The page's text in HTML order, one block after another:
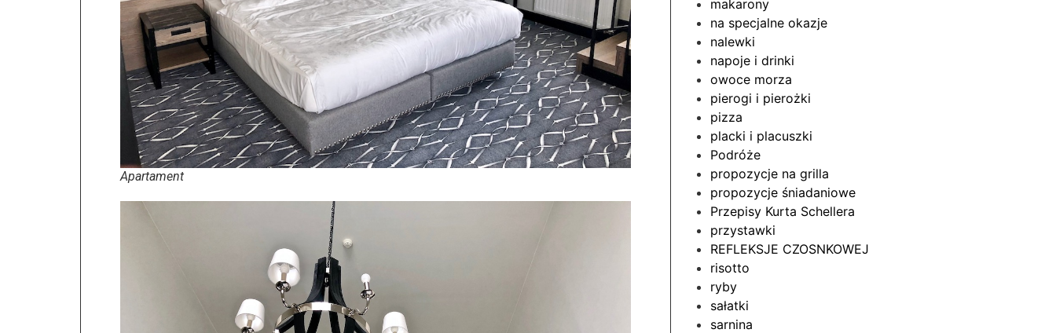
Apartament
makarony
na specjalne okazje
nalewki
napoje i drinki
owoce morza
pierogi i pierożki
pizza
placki i placuszki
Podróże
propozycje na grilla
propozycje śniadaniowe
Przepisy Kurta Schellera
przystawki
REFLEKSJE CZOSNKOWEJ
risotto
ryby
sałatki
sarnina